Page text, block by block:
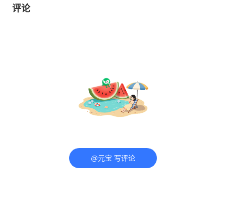
评论
@元宝 写评论